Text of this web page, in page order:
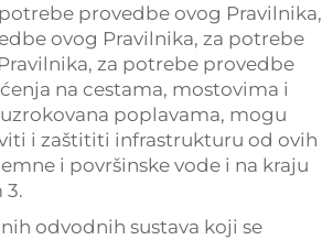
provedbe ovog Pravilnika,
ovog Pravilnika, za potrebe
za potrebe provedbe
na cestama, mostovima i
poplavama, mogu
i zaštititi infrastrukturu od ovih
i površinske vode i na kraju
3.
odvodnih sustava koji se